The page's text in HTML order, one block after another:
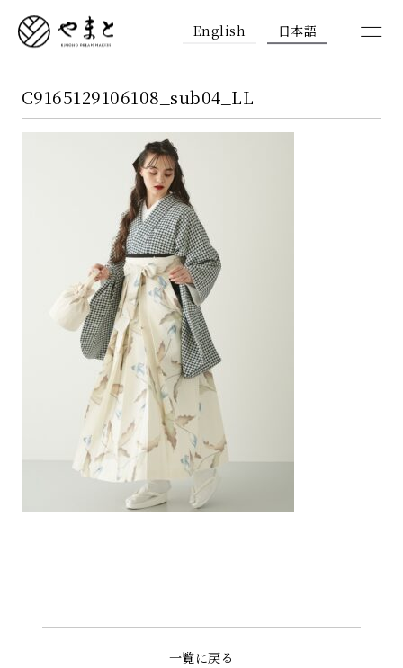
English 日本語
C9165129106108_sub04_LL
一覧に戻る